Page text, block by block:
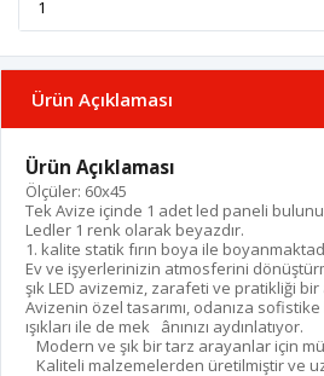
Ürün Açıklaması
Ürün Açıklaması
Ölçüler: 60x45
Tek Avize içinde 1 adet led paneli
Ledler 1 renk olarak beyazdır.
1. kalite statik fırın boya ile
Ev ve işyerlerinizin atmosferini
şık LED avizemiz, zarafeti ve pratikliği
Avizenin özel tasarımı, odanıza
ışıkları ile de mek ânınızı aydınlatıyor.
Modern ve şık bir tarz arayanlar için
Kaliteli malzemelerden üretilmiştir ve